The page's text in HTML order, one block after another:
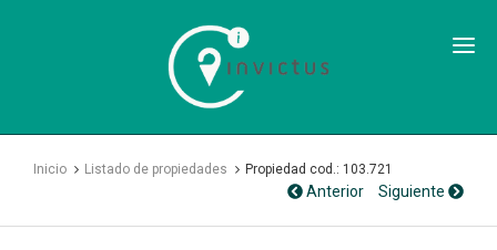
Inmobiliaria
Inicio Listado de propiedades Propiedad cod.: 103.721
Anterior Siguiente